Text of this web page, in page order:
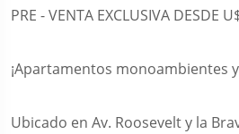
PRE - VENTA EXCLUSIVA DESDE
¡Apartamentos monoambientes
Ubicado en Av. Roosevelt y la